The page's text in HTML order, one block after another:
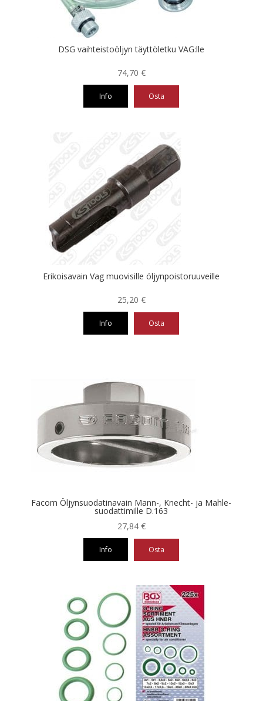
DSG vaihteistoöljyn täyttöletku VAG:lle
74,70 €
Info Osta
Erikoisavain Vag muovisille öljynpoistoruuveille
25,20 €
Info Osta
Facom Öljynsuodatinavain Mann-, Knecht- ja Mahle-
suodattimille D.163
27,84 €
Info Osta